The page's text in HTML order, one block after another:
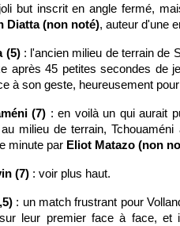
but inscrit en angle fermé,
Diatta (non noté), auteur d'une
(5): l'ancien milieu de terrain de
après 45 petites secondes de
à son geste, heureusement
(7) : en voilà un qui aurait
milieu de terrain,
minute par Eliot Matazo (non
(7) : voir plus haut.
: un match frustrant pour
leur premier face à face,